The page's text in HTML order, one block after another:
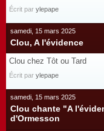
Écrit par ylepape
samedi, 15 mars 2025
Clou, A l'évidence
Clou chez Tôt ou Tard
Écrit par ylepape
samedi, 15 mars 2025
Clou chante "A
d'Ormesson